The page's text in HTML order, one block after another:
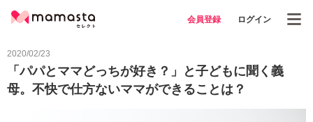
会員登録 ログイン
2020/02/23
「パパとママどっちが好き？」と子どもに聞く義
母。不快で仕方ないママができることは？